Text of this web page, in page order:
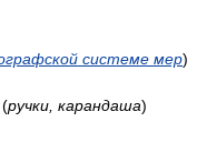
системе мер)
(ручки, карандаша)